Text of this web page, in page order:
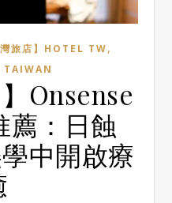
灣旅店】HOTEL TW,
TAIWAN
Onsense
薦：日蝕
中開啟療